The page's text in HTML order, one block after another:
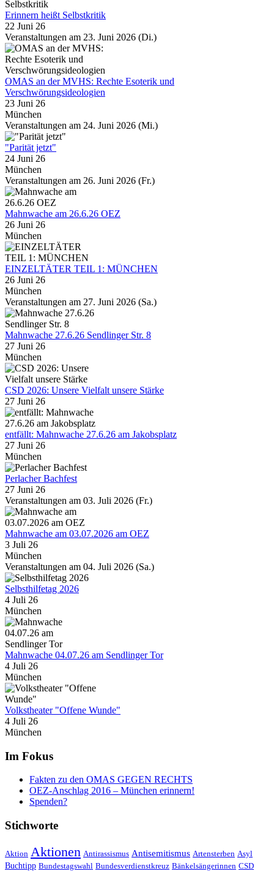
Erinnern heißt Selbstkritik
22 Juni 26
Veranstaltungen am 23. Juni 2026 (Di.)
OMAS an der MVHS: Rechte Esoterik und
Verschwörungsideologien
23 Juni 26
München
Veranstaltungen am 24. Juni 2026 (Mi.)
"Parität jetzt"
24 Juni 26
München
Veranstaltungen am 26. Juni 2026 (Fr.)
Mahnwache am 26.6.26 OEZ
26 Juni 26
München
EINZELTÄTER TEIL 1: MÜNCHEN
26 Juni 26
München
Veranstaltungen am 27. Juni 2026 (Sa.)
Mahnwache 27.6.26 Sendlinger Str. 8
27 Juni 26
München
CSD 2026: Unsere Vielfalt unsere Stärke
27 Juni 26
entfällt: Mahnwache 27.6.26 am Jakobsplatz
27 Juni 26
München
Perlacher Bachfest
27 Juni 26
Veranstaltungen am 03. Juli 2026 (Fr.)
Mahnwache am 03.07.2026 am OEZ
3 Juli 26
München
Veranstaltungen am 04. Juli 2026 (Sa.)
Selbsthilfetag 2026
4 Juli 26
München
Mahnwache 04.07.26 am Sendlinger Tor
4 Juli 26
München
Volkstheater "Offene Wunde"
4 Juli 26
München
Im Fokus
Fakten zu den OMAS GEGEN RECHTS
OEZ-Anschlag 2016 – München erinnern!
Spenden?
Stichworte
Aktion Aktionen Antirassismus Antisemitismus Artensterben Asyl
Buchtipp Bundestagswahl Bundesverdienstkreuz Bänkelsängerinnen CSD